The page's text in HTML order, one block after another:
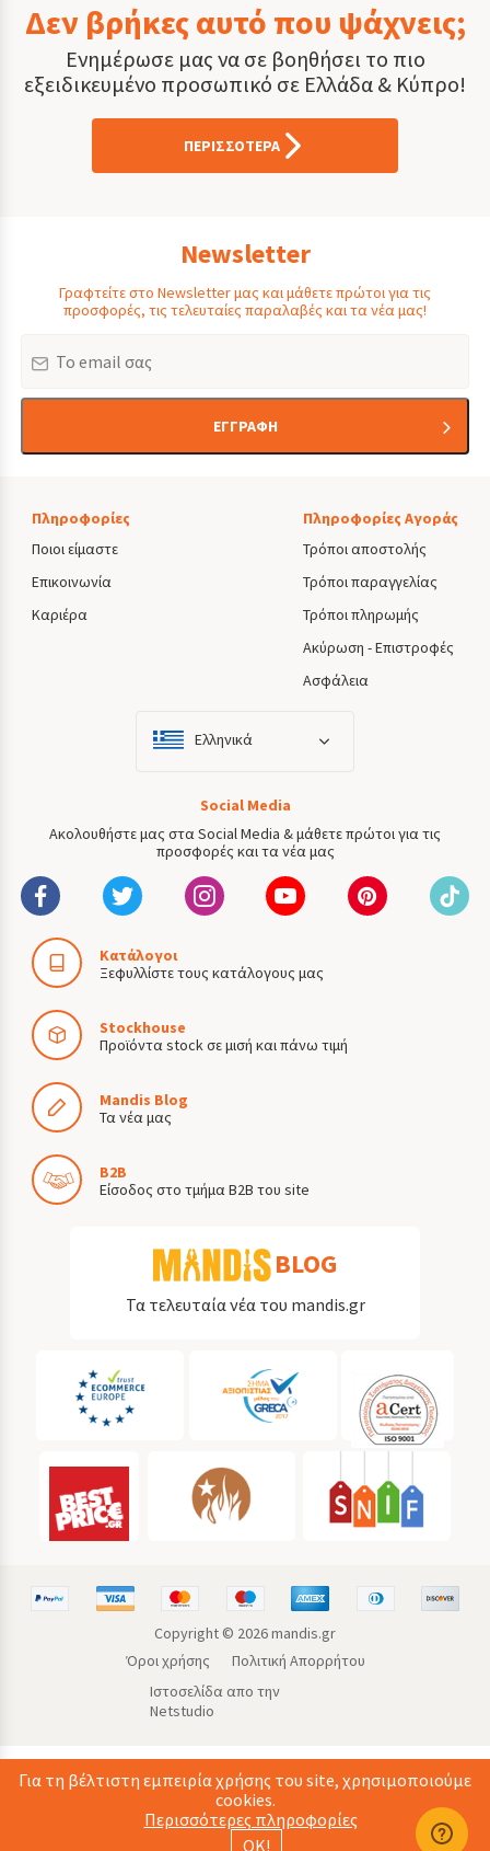
Δεν βρήκες αυτό που ψάχνεις;
Ενημέρωσε μας να σε βοηθήσει το πιο
εξειδικευμένο προσωπικό σε Ελλάδα & Κύπρο!
ΠΕΡΙΣΣΟΤΕΡΑ
Newsletter
Γραφτείτε στο Newsletter μας και μάθετε πρώτοι για τις
προσφορές, τις τελευταίες παραλαβές και τα νέα μας!
ΕΓΓΡΑΦΗ
Πληροφορίες
Ποιοι είμαστε
Επικοινωνία
Καριέρα
Πληροφορίες Αγοράς
Τρόποι αποστολής
Τρόποι παραγγελίας
Τρόποι πληρωμής
Ακύρωση - Επιστροφές
Ασφάλεια
Ελληνικά
Social Media
Ακολουθήστε μας στα Social Media & μάθετε πρώτοι για τις
προσφορές και τα νέα μας
Κατάλογοι
Ξεφυλλίστε τους κατάλογους μας
Stockhouse
Προϊόντα stock σε μισή και πάνω τιμή
Mandis Blog
Τα νέα μας
B2B
Είσοδος στο τμήμα B2B του site
BLOG
Τα τελευταία νέα του mandis.gr
Copyright © 2026mandis.gr
Όροι χρήσης
Πολιτική Απορρήτου
Ιστοσελίδα απο την
Netstudio
Για τη βέλτιστη εμπειρία χρήσης του site, χρησιμοποιούμε
cookies.
Περισσότερες πληροφορίες
ΟΚ!